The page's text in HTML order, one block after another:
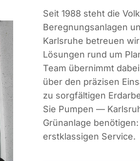
Seit 1988 steht die
Beregnungsanlagen
Karlsruhe betreuen
Lösungen rund um
Team übernimmt
über den präzisen
zu sorgfältigen
Sie Pumpen —
Grünanlage
erstklassigen Service.